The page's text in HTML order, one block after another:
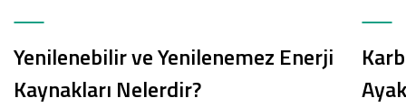
Yenilenebilir ve Yenilenemez Enerji
Kaynakları Nelerdir?